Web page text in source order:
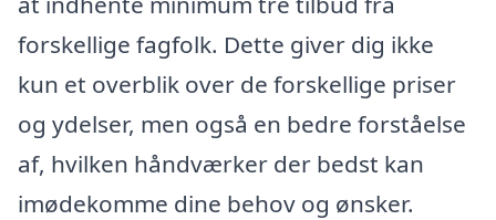
forskellige fagfolk. Dette giver dig ikke
kun et overblik over de forskellige priser
og ydelser, men også en bedre forståelse
af, hvilken håndværker der bedst kan
imødekomme dine behov og ønsker.